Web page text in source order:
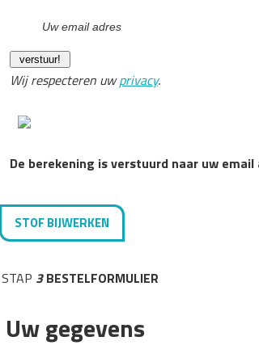
Wij respecteren uwprivacy.
De berekening is verstuurd naar uw email
STOF BIJWERKEN
STAP 3BESTELFORMULIER
Uw gegevens